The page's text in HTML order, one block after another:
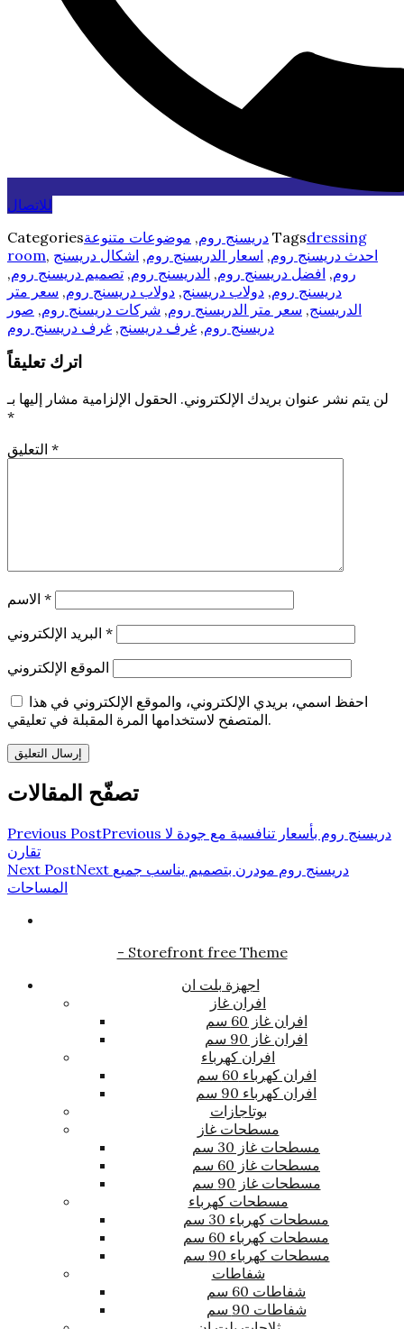
للاتصال
Categories
دريسنج روم, موضوعات متنوعة Tagsdressing
room, احدث دريسنج روم, اسعار الدريسنج روم, اشكال دريسنج
روم, افضل دريسنج روم, الدريسنج روم, تصميم دريسنج روم,
دريسنج روم, دولاب دريسنج, دولاب دريسنج روم, سعر متر
الدريسنج, سعر متر الدريسنج روم, شركات دريسنج روم, صور
دريسنج روم, غرف دريسنج, غرف دريسنج روم
اترك تعليقاً
لن يتم نشر عنوان بريدك الإلكتروني. الحقول الإلزامية مشار إليها بـ
*
*
*
*
الموقع الإلكتروني
احفظ اسمي، بريدي الإلكتروني، والموقع الإلكتروني في هذا
المتصفح لاستخدامها المرة المقبلة في تعليقي.
تصفّح المقالات
Previous PostPrevious دريسنج روم بأسعار تنافسية مع جودة لا
تقارن
Next PostNext دريسنج روم مودرن بتصميم يناسب جميع
المساحات
- Storefront free Theme
اجهزة بلت ان
افران غاز
افران غاز 60 سم
افران غاز 90 سم
افران كهرباء
افران كهرباء 60 سم
افران كهرباء 90 سم
بوتاجازات
مسطحات غاز
مسطحات غاز 30 سم
مسطحات غاز 60 سم
مسطحات غاز 90 سم
مسطحات كهرباء
مسطحات كهرباء 30 سم
مسطحات كهرباء 60 سم
مسطحات كهرباء 90 سم
شفاطات
شفاطات 60 سم
شفاطات 90 سم